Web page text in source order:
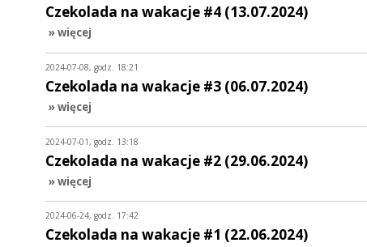
Czekolada na wakacje #4 (13.07.2024)
» więcej
2024-07-08, godz. 18:21
Czekolada na wakacje #3 (06.07.2024)
» więcej
2024-07-01, godz. 13:18
Czekolada na wakacje #2 (29.06.2024)
» więcej
2024-06-24, godz. 17:42
Czekolada na wakacje #1 (22.06.2024)